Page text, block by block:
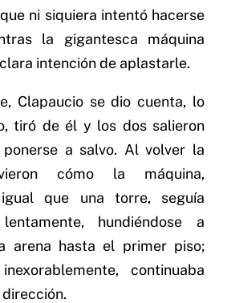
ni siquiera intentó hacerse
la gigantesca máquina
intención de aplastarle.
Clapaucio se dio cuenta, lo
tiró de él y los dos salieron
a salvo. Al volver la
cómo la máquina,
igual que una torre, seguía
hundiéndose a
arena hasta el primer piso;
continuaba
dirección.